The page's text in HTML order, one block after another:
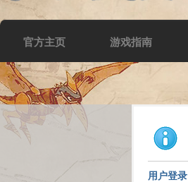
官方主页 游戏指南
用户登录